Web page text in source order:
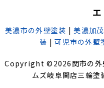
美濃市の外壁塗装 |美濃加
装 |可児市の外壁
Copyright © 2026 関市の
ムズ岐阜関店三輪塗